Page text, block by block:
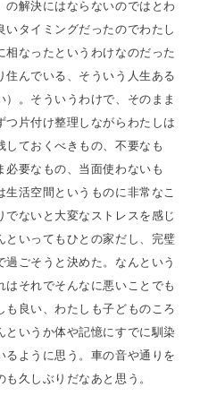
の解決にはならないのではとわ
タイミングだったのでわたし
なったというわけなのだった
住んでいる、そういう人生ある
。そういうわけで、そのまま
つ片付け整理しながらわたしは
しておくべきもの、不要なも
要なもの、当面使わないも
活空間というものに非常なこ
ないと大変なストレスを感じ
といってもひとの家だし、完璧
ごそうと決めた。なんという
それでそんなに悪いことでも
も良い、わたしも子どものころ
いうか体や記憶にすでに馴染
るように思う。車の音や通りを
久しぶりだなあと思う。